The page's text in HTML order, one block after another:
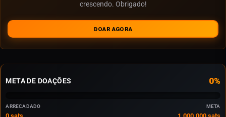
crescendo. Obrigado!
DOAR AGORA
META DE DOAÇÕES 0%
ARRECADADO META